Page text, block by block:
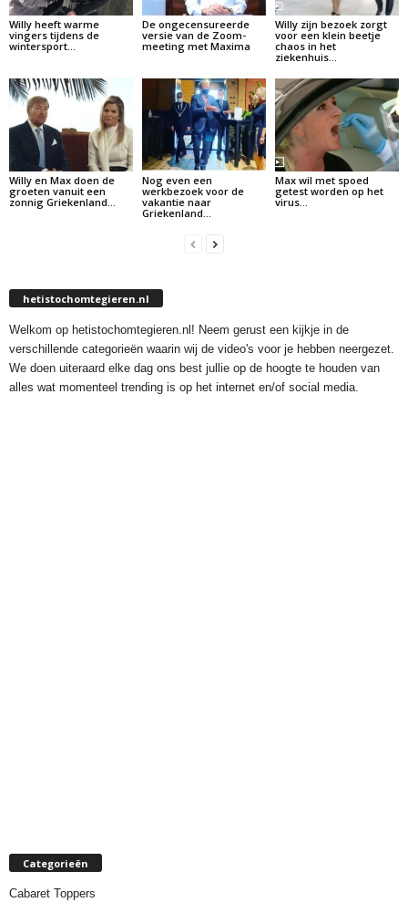
Willy heeft warme
vingers tijdens de
wintersport…
De ongecensureerde
versie van de Zoom-
meeting met Maxima
Willy zijn bezoek zorgt
voor een klein beetje
chaos in het
ziekenhuis…
Willy en Max doen de
groeten vanuit een
zonnig Griekenland…
Nog even een
werkbezoek voor de
vakantie naar
Griekenland…
Max wil met spoed
getest worden op het
virus…
hetistochomtegieren.nl
Welkom op hetistochomtegieren.nl! Neem gerust een kijkje in de
verschillende categorieën waarin wij de video's voor je hebben neergezet.
We doen uiteraard elke dag ons best jullie op de hoogte te houden van
alles wat momenteel trending is op het internet en/of social media.
Categorieën
Cabaret Toppers